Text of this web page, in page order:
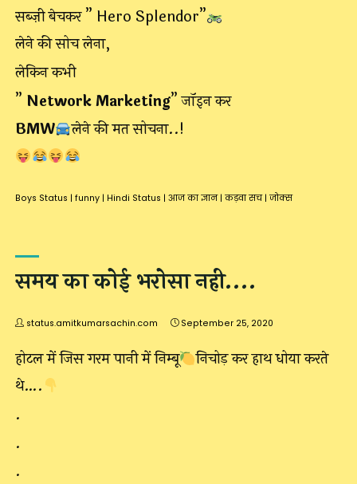
सब्ज़ी बेचकर ” Hero Splendor”
लेने की सोच लेना,
लेकिन कभी
” Network Marketing” जॉइन कर
BMW
लेने की मत सोचना..!
Boys Status | funny | Hindi Status | आज का ज्ञान | कड़वा सच | जोक्स
समय का कोई भरोसा नही….
status.amitkumarsachin.com September 25, 2020
होटल में जिस गरम पानी में निम्बू
निचोड़ कर हाथ धोया करते
थे….
.
.
.